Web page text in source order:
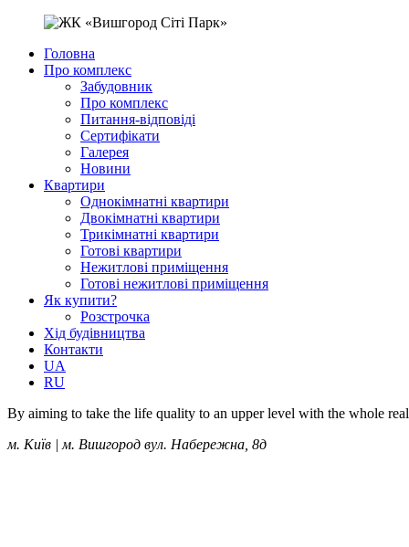
Головна
Про комплекс
Забудовник
Про комплекс
Питання-відповіді
Сертифікати
Галерея
Новини
Квартири
Однокімнатні квартири
Двокімнатні квартири
Трикімнатні квартири
Готові квартири
Нежитлові приміщення
Готові нежитлові приміщення
Як купити?
Розстрочка
Хід будівництва
Контакти
UA
RU
By aiming to take the life quality to an upper level with the whole
м. Київ | м. Вишгород вул. Набережна, 8д